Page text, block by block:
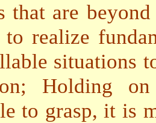
that are
realize
situations
Holding
to grasp, it is